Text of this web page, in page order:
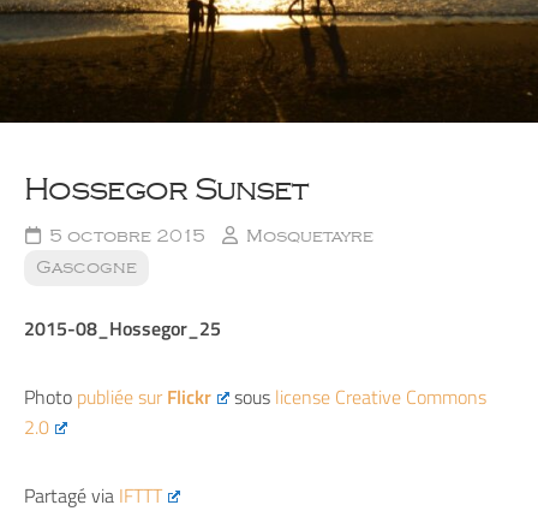
Hossegor Sunset
5 octobre 2015
Mosquetayre
Gascogne
2015-08_Hossegor_25
Photo publiée surFlickr sous license Creative Commons
2.0
Partagé via IFTTT